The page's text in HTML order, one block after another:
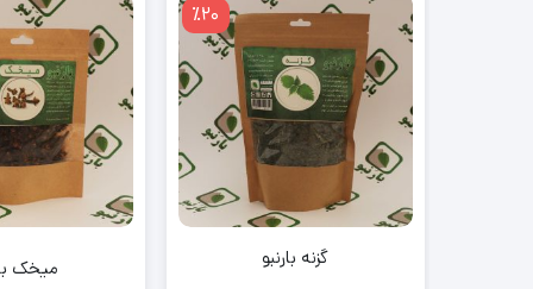
٪20
گزنه بارنبو میخک